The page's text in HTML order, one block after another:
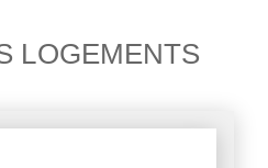
LOGEMENTS